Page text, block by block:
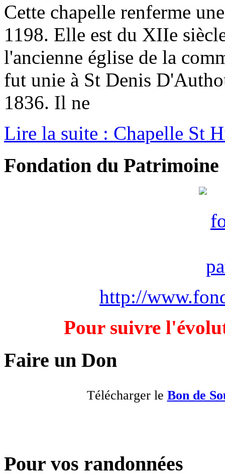
Cette chapelle renferme
1198. Elle est du XIIe
l'ancienne église de la
fut unie à St Denis
1836. Il ne
Lire la suite : Chapelle St
Fondation du Patrimoine
http://
Pour suivre
Faire un Don
Télécharger le Bon de
Pour vos randonnées